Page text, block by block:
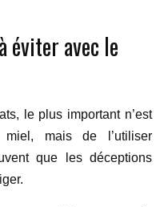
éviter avec le
le plus important n’est
mais de l’utiliser
que les déceptions